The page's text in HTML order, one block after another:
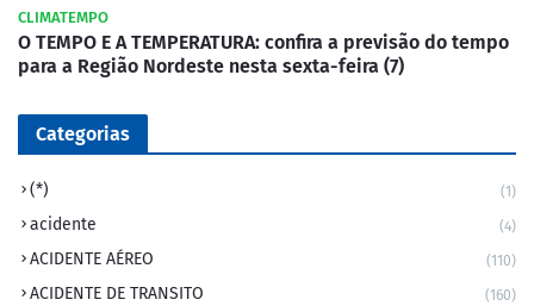
CLIMATEMPO
O TEMPO E A TEMPERATURA: confira a previsão do tempo
para a Região Nordeste nesta sexta-feira (7)
Categorias
(*) (1)
acidente (4)
ACIDENTE AÉREO (110)
ACIDENTE DE TRANSITO (160)